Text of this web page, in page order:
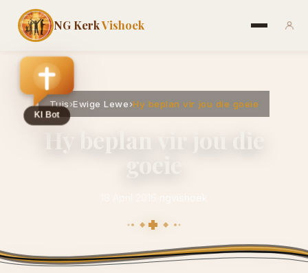
NG KerkVishoek
Tuis›Ewige Lewe›Hy beplan vir jou die goeie